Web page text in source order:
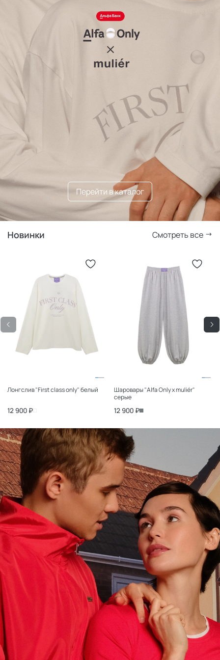
Перейти в каталог
Новинки Смотреть все
Лонгслив "First class only" белый
12 900 ₽
Шаровары "Alfa Only x muliér"
серые
12 900 ₽